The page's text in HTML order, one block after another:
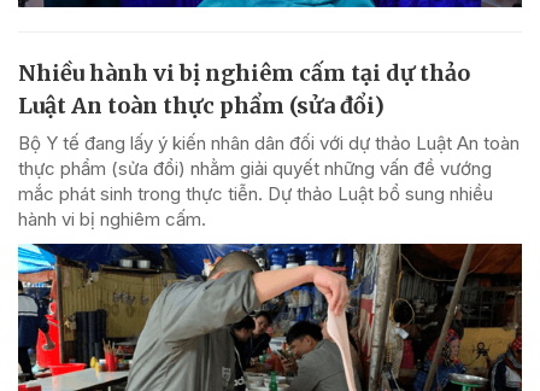
Nhiều hành vi bị nghiêm cấm tại dự thảo
Luật An toàn thực phẩm (sửa đổi)
Bộ Y tế đang lấy ý kiến nhân dân đối với dự thảo Luật An toàn
thực phẩm (sửa đổi) nhằm giải quyết những vấn đề vướng
mắc phát sinh trong thực tiễn. Dự thảo Luật bổ sung nhiều
hành vi bị nghiêm cấm.